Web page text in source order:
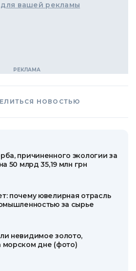
вашей рекламы
НОВОСТЬЮ
причиненного экологии за
50 млрд 35,19 млн грн
почему ювелирная отрасль
за сырье
невидимое золото,
дне (фото)